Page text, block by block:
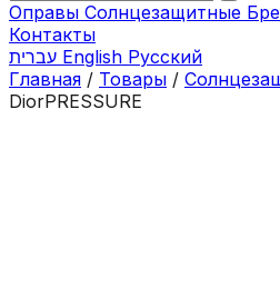
Оправы Солнцезащитные
Контакты
English Русский
Главная / Товары /
DiorPRESSURE